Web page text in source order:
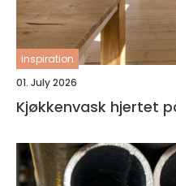
inspiration
01. July 2026
Kjøkkenvask